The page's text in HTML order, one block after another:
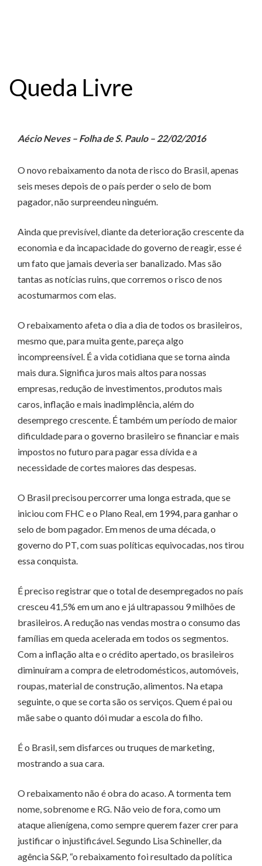
Queda Livre
Aécio Neves – Folha de S. Paulo – 22/02/2016
O novo rebaixamento da nota de risco do Brasil, apenas
seis meses depois de o país perder o selo de bom
pagador, não surpreendeu ninguém.
Ainda que previsível, diante da deterioração crescente da
economia e da incapacidade do governo de reagir, esse é
um fato que jamais deveria ser banalizado. Mas são
tantas as notícias ruins, que corremos o risco de nos
acostumarmos com elas.
O rebaixamento afeta o dia a dia de todos os brasileiros,
mesmo que, para muita gente, pareça algo
incompreensível. É a vida cotidiana que se torna ainda
mais dura. Significa juros mais altos para nossas
empresas, redução de investimentos, produtos mais
caros, inflação e mais inadimplência, além do
desemprego crescente. É também um período de maior
dificuldade para o governo brasileiro se financiar e mais
impostos no futuro para pagar essa dívida e a
necessidade de cortes maiores das despesas.
O Brasil precisou percorrer uma longa estrada, que se
iniciou com FHC e o Plano Real, em 1994, para ganhar o
selo de bom pagador. Em menos de uma década, o
governo do PT, com suas políticas equivocadas, nos tirou
essa conquista.
É preciso registrar que o total de desempregados no país
cresceu 41,5% em um ano e já ultrapassou 9 milhões de
brasileiros. A redução nas vendas mostra o consumo das
famílias em queda acelerada em todos os segmentos.
Com a inflação alta e o crédito apertado, os brasileiros
diminuíram a compra de eletrodomésticos, automóveis,
roupas, material de construção, alimentos. Na etapa
seguinte, o que se corta são os serviços. Quem é pai ou
mãe sabe o quanto dói mudar a escola do filho.
É o Brasil, sem disfarces ou truques de marketing,
mostrando a sua cara.
O rebaixamento não é obra do acaso. A tormenta tem
nome, sobrenome e RG. Não veio de fora, como um
ataque alienígena, como sempre querem fazer crer para
justificar o injustificável. Segundo Lisa Schineller, da
agência S&P, “o rebaixamento foi resultado da política